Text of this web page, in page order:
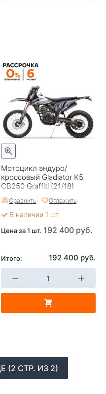
Мотоцикл эндуро/
кроссовый Gladiator K5
CB250 Graffiti (21/18)
Сравнить Отложить
В наличии 1 шт
Цена за 1 шт. 192 400 руб.
Итого: 192 400 руб.
(2 СТР. ИЗ 2)